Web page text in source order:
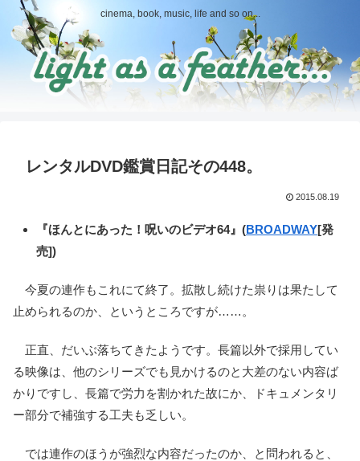
cinema, book, music, life and so on...
レンタルDVD鑑賞日記その448。
2015.08.19
『ほんとにあった！呪いのビデオ64』(BROADWAY[発
売])
今夏の連作もこれにて終了。拡散し続けた祟りは果たして
止められるのか、というところですが……。
正直、だいぶ落ちてきたようです。長篇以外で採用してい
る映像は、他のシリーズでも見かけるのと大差のない内容ば
かりですし、長篇で労力を割かれた故にか、ドキュメンタリ
ー部分で補強する工夫も乏しい。
では連作のほうが強烈な内容だったのか、と問われると、